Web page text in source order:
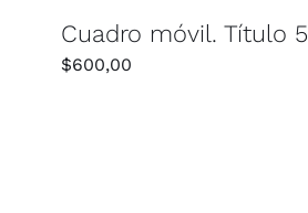
Cuadro móvil. Título 5
$600,00